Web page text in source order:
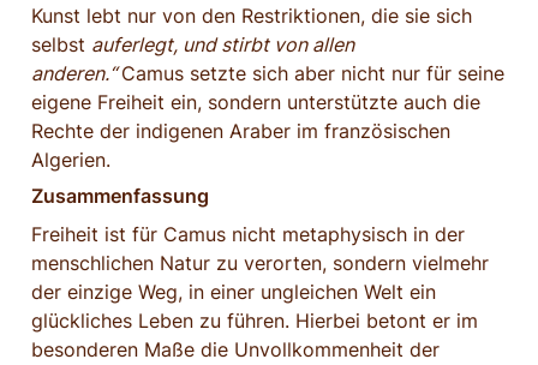
Kunst lebt nur von den Restriktionen, die sie sich
selbst auferlegt, und stirbt von allen
anderen.“ Camus setzte sich aber nicht nur für seine
eigene Freiheit ein, sondern unterstützte auch die
Rechte der indigenen Araber im französischen
Algerien.
Zusammenfassung
Freiheit ist für Camus nicht metaphysisch in der
menschlichen Natur zu verorten, sondern vielmehr
der einzige Weg, in einer ungleichen Welt ein
glückliches Leben zu führen. Hierbei betont er im
besonderen Maße die Unvollkommenheit der